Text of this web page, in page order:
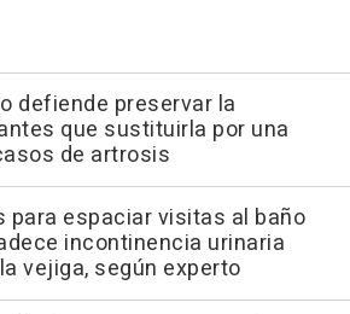
defiende preservar la
que sustituirla por una
de artrosis
para espaciar visitas al baño
incontinencia urinaria
vejiga, según experto